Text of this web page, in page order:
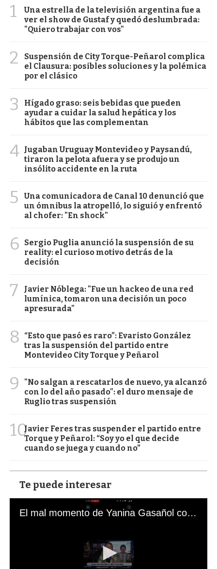
1
Una estrella de la televisión argentina fue a
ver el show de Gustaf y quedó deslumbrada:
"Quiero trabajar con vos"
2
Suspensión de City Torque-Peñarol complica
el Clausura: posibles soluciones y la polémica
por el clásico
3
Hígado graso: seis bebidas que pueden
ayudar a cuidar la salud hepática y los
hábitos que las complementan
4 Jugaban Uruguay Montevideo y Paysandú,
tiraron la pelota afuera y se produjo un
insólito accidente en la ruta
5
Una comunicadora de Canal 10 denunció que
un ómnibus la atropelló, lo siguió y enfrentó
al chofer: "En shock"
6
Sergio Puglia anunció la suspensión de su
reality: el curioso motivo detrás de la
decisión
7
Javier Nóblega: "Fue un hackeo de una red
lumínica, tomaron una decisión un poco
apresurada"
8
“Esto que pasó es raro”: Evaristo González
tras la suspensión del partido entre
Montevideo City Torque y Peñarol
9
"No salgan a rescatarlos de nuevo, ya alcanzó
con lo del año pasado": el duro mensaje de
Ruglio tras suspensión
10Javier Feres tras suspender el partido entre
Torque y Peñarol: “Soy yo el que decide
cuando se juega y cuando no”
Te puede interesar
El mal momento de Yanina Gasañol con un hincha argentino en "Subrayado"